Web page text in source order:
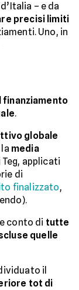
– e da
precisi limiti
Uno, in
finanziamento
.
globale
media
Teg, applicati
di
finalizzato,
conto di tutte
quelle
il
tot di